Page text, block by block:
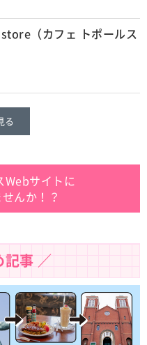
（カフェ トポールス
る
Webサイトに
んか！？
記事 ／